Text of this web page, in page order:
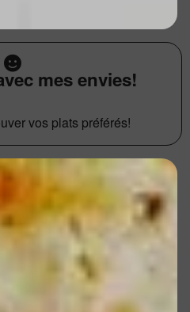
mes envies!
vos plats préférés!